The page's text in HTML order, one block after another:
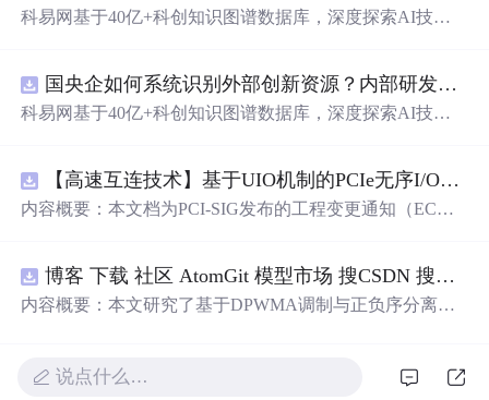
科易网基于40亿+科创知识图谱数据库，深度探索AI技术
新领域的AI+数智化解决方案，推动科技创新与产业创新
智能化发展。
国央企如何系统识别外部创新资源？内部研发体系完善，但对外部高校、中小科技企业技术能力缺乏动态认知。.docx
科易网基于40亿+科创知识图谱数据库，深度探索AI技术
新领域的AI+数智化解决方案，推动科技创新与产业创新
智能化发展。
【高速互连技术】基于UIO机制的PCIe无序I/O扩展：多路径架构下内存请求的高性能传输与排序控制方案设计
内容概要：本文档为PCI-SIG发布的工程变更通知（EC
规则对多路径拓扑和高性能IO系统的限制。UIO基于Flit模
式，定义了一套新的TLP（事务层包）类型和规则，允许
细说明了UIO
博客 下载 社区 AtomGit 模型市场 搜CSDN 搜索 AI 搜索 会员中心 创作中心 基于DPWMA调制与正负序分离的ANPC三电平并网逆变器前馈控制策略研究（Simulink仿真实现）
内容概要：本文研究了基于DPWMA调制与正负序分离的
及动态响应速度不足等问题。通过采用有源中点箝位（AN
说点什么…